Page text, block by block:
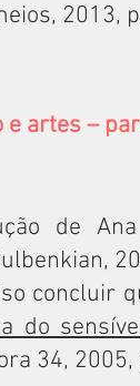
2013,
artes –
de
concluir
do
34,